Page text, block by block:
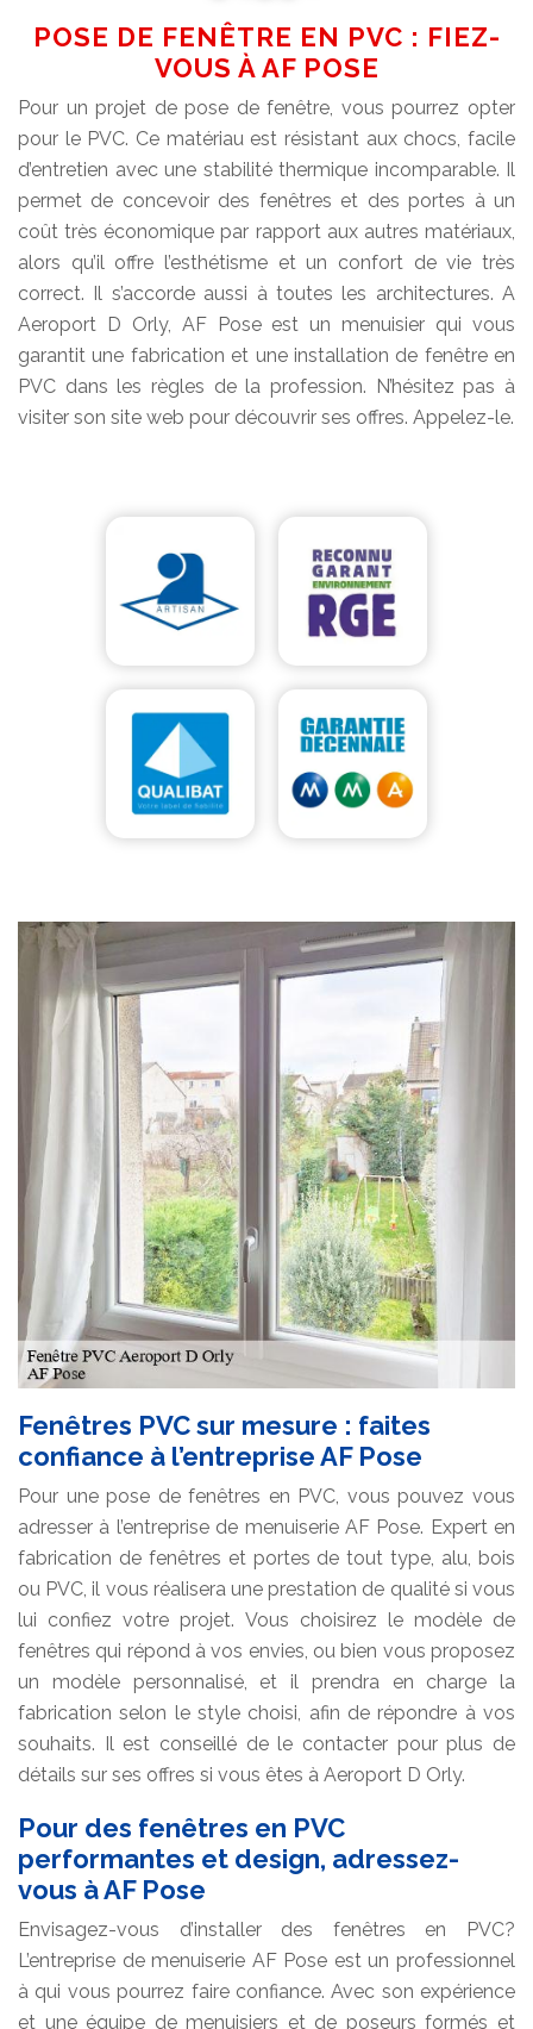
POSE DE FENÊTRE EN PVC : FIEZ-
VOUS À AF POSE
Pour un projet de pose de fenêtre, vous pourrez opter
pour le PVC. Ce matériau est résistant aux chocs, facile
d’entretien avec une stabilité thermique incomparable. Il
permet de concevoir des fenêtres et des portes à un
coût très économique par rapport aux autres matériaux,
alors qu’il offre l’esthétisme et un confort de vie très
correct. Il s’accorde aussi à toutes les architectures. A
Aeroport D Orly, AF Pose est un menuisier qui vous
garantit une fabrication et une installation de fenêtre en
PVC dans les règles de la profession. N’hésitez pas à
visiter son site web pour découvrir ses offres. Appelez-le.
Fenêtres PVC sur mesure : faites
confiance à l’entreprise AF Pose
Pour une pose de fenêtres en PVC, vous pouvez vous
adresser à l’entreprise de menuiserie AF Pose. Expert en
fabrication de fenêtres et portes de tout type, alu, bois
ou PVC, il vous réalisera une prestation de qualité si vous
lui confiez votre projet. Vous choisirez le modèle de
fenêtres qui répond à vos envies, ou bien vous proposez
un modèle personnalisé, et il prendra en charge la
fabrication selon le style choisi, afin de répondre à vos
souhaits. Il est conseillé de le contacter pour plus de
détails sur ses offres si vous êtes à Aeroport D Orly.
Pour des fenêtres en PVC
performantes et design, adressez-
vous à AF Pose
Envisagez-vous d’installer des fenêtres en PVC?
L’entreprise de menuiserie AF Pose est un professionnel
à qui vous pourrez faire confiance. Avec son expérience
et une équipe de menuisiers et de poseurs formés et